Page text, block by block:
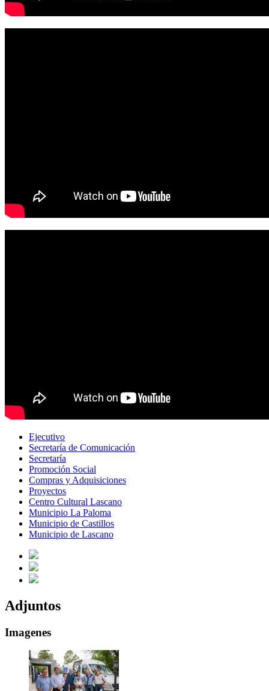
Ejecutivo
Secretaría de Comunicación
Secretaría
Promoción Social
Compras y Adquisiciones
Proyectos
Centro Cultural Lascano
Municipio La Paloma
Municipio de Castillos
Municipio de Lascano
Adjuntos
Imagenes